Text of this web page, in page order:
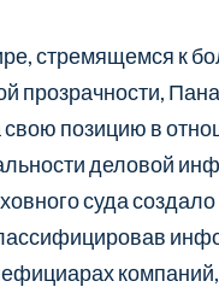
стремящемся к
прозрачности,
позицию в
деловой
суда
компаний,